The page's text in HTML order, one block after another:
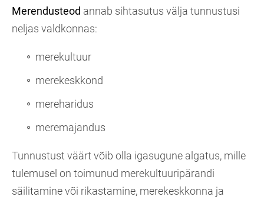
Merendusteod annab sihtasutus välja tunnustusi
neljas valdkonnas:
merekultuur
merekeskkond
mereharidus
meremajandus
Tunnustust väärt võib olla igasugune algatus, mille
tulemusel on toimunud merekultuuripärandi
säilitamine või rikastamine, merekeskkonna ja